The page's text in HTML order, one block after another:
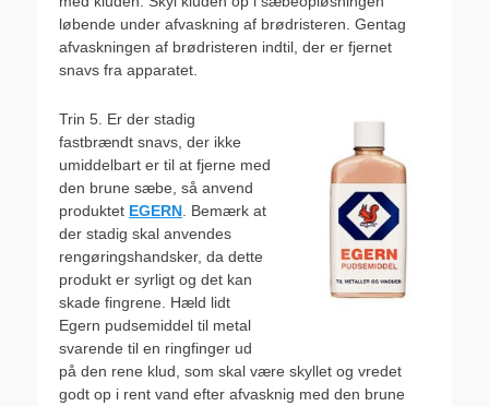
løbende under afvaskning af brødristeren. Gentag
afvaskningen af brødristeren indtil, der er fjernet
snavs fra apparatet.
Trin 5. Er der stadig
fastbrændt snavs, der ikke
umiddelbart er til at fjerne med
den brune sæbe, så anvend
produktet EGERN . Bemærk at
der stadig skal anvendes
rengøringshandsker, da dette
produkt er syrligt og det kan
skade fingrene. Hæld lidt
Egern pudsemiddel til metal
svarende til en ringfinger ud
på den rene klud, som skal være skyllet og vredet
godt op i rent vand efter afvasknig med den brune